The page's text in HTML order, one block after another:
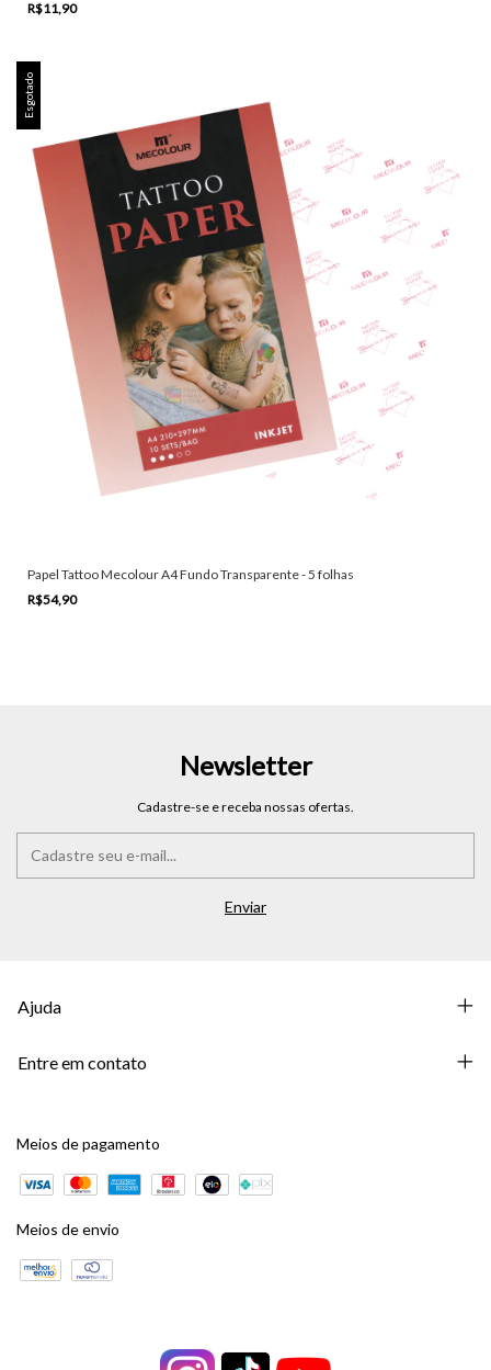
R$11,90
Esgotado
Papel Tattoo Mecolour A4 Fundo Transparente - 5 folhas
R$54,90
Newsletter
Cadastre-se e receba nossas ofertas.
Ajuda
Entre em contato
Meios de pagamento
Meios de envio